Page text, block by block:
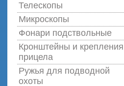
Телескопы
Микроскопы
Фонари подствольные
Кронштейны и крепления
прицела
Ружья для подводной
оxоты